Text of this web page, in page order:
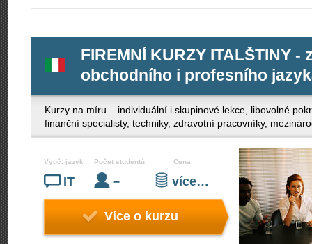
FIREMNÍ KURZY ITALŠTINY
obchodního i profesního
Kurzy na míru – individuální i skupinové lekce, libovolné
finanční specialisty, techniky, zdravotní pracovníky,
Vyuč. jazyk
IT
Počet studentů
–
Cena
více…
Více o kurzu